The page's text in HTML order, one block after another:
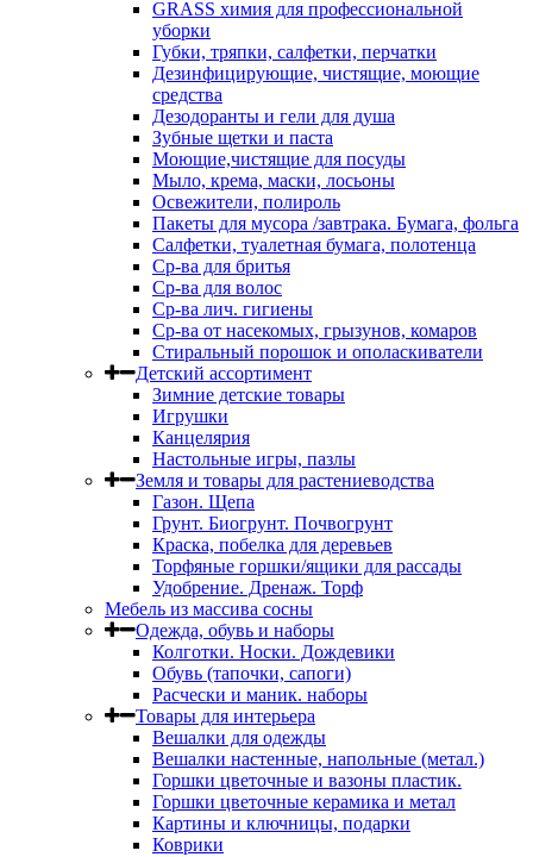
GRASS химия для профессиональной
уборки
Губки, тряпки, салфетки, перчатки
Дезинфицирующие, чистящие, моющие
средства
Дезодоранты и гели для душа
Зубные щетки и паста
Моющие,чистящие для посуды
Мыло, крема, маски, лосьоны
Освежители, полироль
Пакеты для мусора /завтрака. Бумага, фольга
Салфетки, туалетная бумага, полотенца
Ср-ва для бритья
Ср-ва для волос
Ср-ва лич. гигиены
Ср-ва от насекомых, грызунов, комаров
Стиральный порошок и ополаскиватели
Детский ассортимент
Зимние детские товары
Игрушки
Канцелярия
Настольные игры, пазлы
Земля и товары для растениеводства
Газон. Щепа
Грунт. Биогрунт. Почвогрунт
Краска, побелка для деревьев
Торфяные горшки/ящики для рассады
Удобрение. Дренаж. Торф
Мебель из массива сосны
Одежда, обувь и наборы
Колготки. Носки. Дождевики
Обувь (тапочки, сапоги)
Расчески и маник. наборы
Товары для интерьера
Вешалки для одежды
Вешалки настенные, напольные (метал.)
Горшки цветочные и вазоны пластик.
Горшки цветочные керамика и метал
Картины и ключницы, подарки
Коврики